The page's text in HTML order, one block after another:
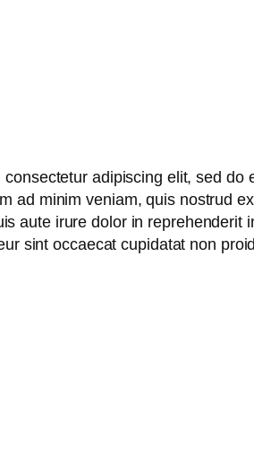
adipiscing elit, sed do
ad minim veniam, quis nostrud
aute irure dolor in reprehenderit
sint occaecat cupidatat non